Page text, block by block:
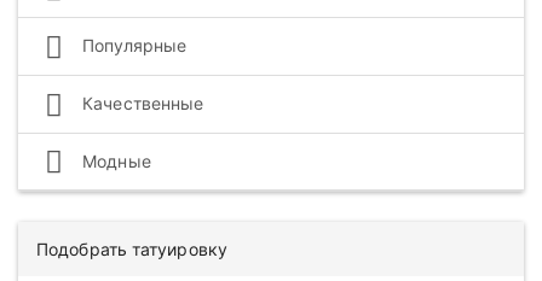
Популярные
Качественные
Модные
Подобрать татуировку